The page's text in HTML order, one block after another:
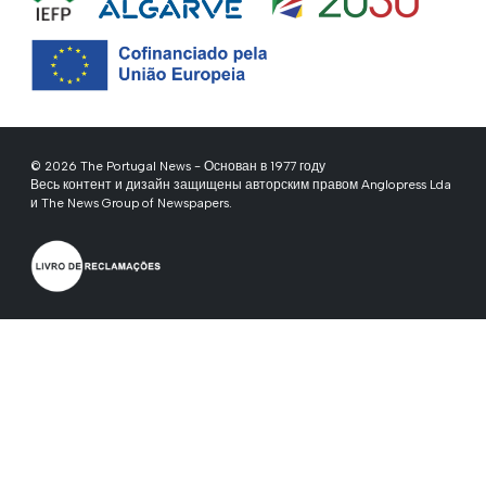
© 2026 The Portugal News - Основан в 1977 году
Весь контент и дизайн защищены авторским правом Anglopress Lda
и The News Group of Newspapers.